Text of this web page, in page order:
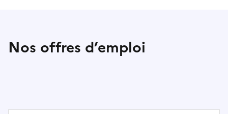
Nos offres d’emploi